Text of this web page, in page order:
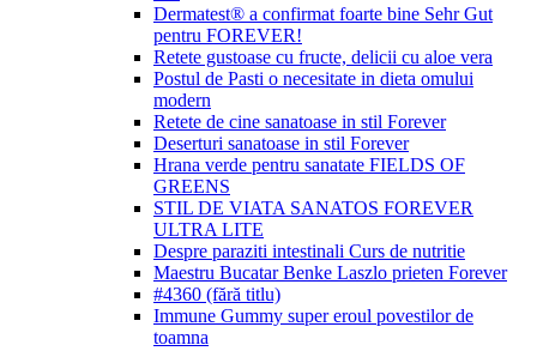
Dermatest® a confirmat foarte bine Sehr Gut
pentru FOREVER!
Retete gustoase cu fructe, delicii cu aloe vera
Postul de Pasti o necesitate in dieta omului
modern
Retete de cine sanatoase in stil Forever
Deserturi sanatoase in stil Forever
Hrana verde pentru sanatate FIELDS OF
GREENS
STIL DE VIATA SANATOS FOREVER
ULTRA LITE
Despre paraziti intestinali Curs de nutritie
Maestru Bucatar Benke Laszlo prieten Forever
#4360 (fără titlu)
Immune Gummy super eroul povestilor de
toamna